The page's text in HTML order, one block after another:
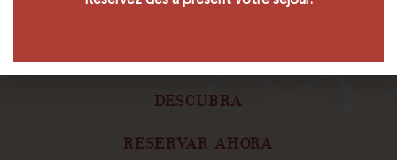
DESCUBRA
RESERVAR AHORA